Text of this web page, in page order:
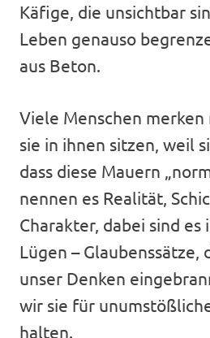
Käfige, die unsichtbar
Leben genauso
aus Beton.
Viele Menschen merken
sie in ihnen sitzen, weil
dass diese Mauern
nennen es Realität,
Charakter, dabei sind es
Lügen – Glaubenssätze,
unser Denken
wir sie für
halten.